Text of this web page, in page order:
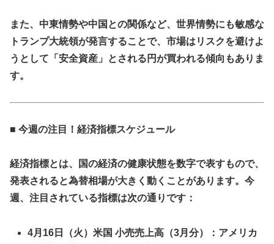
また、中東情勢や中国との関係など、世界情勢にも敏感な
トランプ大統領が発言することで、市場はリスクを避けよ
うとして「安全資産」とされる円が買われる傾向もありま
す。
■ 今週の注目！経済指標スケジュール
経済指標とは、国の経済の健康状態を数字で表すもので、
発表されると為替相場が大きく動くことがあります。今
週、注目されている指標は次の通りです：
4月16日（火）米国 小売売上高（3月分）：アメリカ